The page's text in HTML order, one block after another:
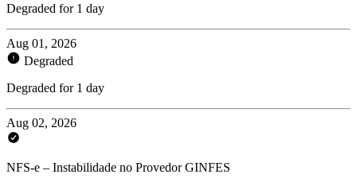
Degraded for 1 day
Aug 01, 2026
Degraded
Degraded for 1 day
Aug 02, 2026
NFS-e – Instabilidade no Provedor GINFES